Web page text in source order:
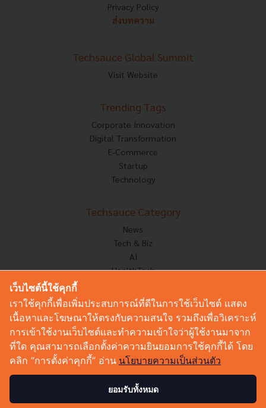
Privacy Policy
ส่งบทความ
Techsauce Global Summit
Visit Website
Trending Tags
Corporate Innovation
Digital Transformation
E-Commerce
Startup
Technology
Techsauce Category
News
Tech & Biz
AI
HealthTech
Corp Innov
Saucy Thoughts
Based On
Sustainable
Videos
Podcast
เว็บไซต์นี้ใช้คุกกี้
เราใช้คุกกี้เพื่อเพิ่มประสบการณ์ที่ดีในการใช้เว็บไซต์ แสดง
เนื้อหาและโฆษณาให้ตรงกับความสนใจ รวมถึงเพื่อวิเคราะห์
การเข้าใช้งานเว็บไซต์และทำความเข้าใจว่าผู้ใช้งานมาจาก
ที่ใด คุณสามารถเลือกตั้งค่าความยินยอมการใช้คุกกี้ได้ โดย
คลิก “การตั้งค่าคุกกี้” อ่าน นโยบายความเป็นส่วนตัว
ยอมรับทั้งหมด